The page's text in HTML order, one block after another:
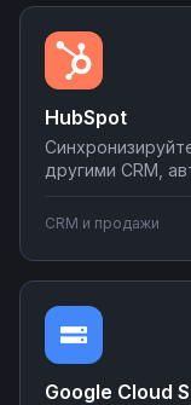
HubSpot
другими CRM,
в
Настраивайте
CRM и продажи
Google Cloud